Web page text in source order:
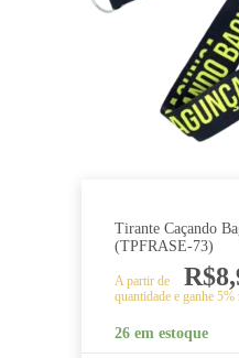
Tirante Caçando
(TPFRASE-73)
A partir de R$
quantidade e ganhe
26 em estoque